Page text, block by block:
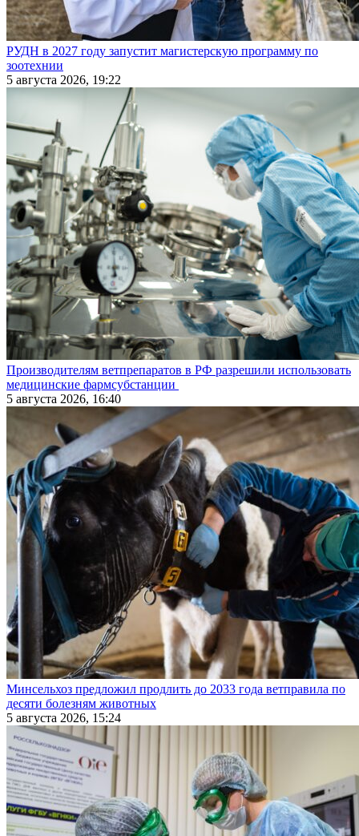
РУДН в 2027 году запустит магистерскую программу по
зоотехнии
5 августа 2026, 19:22
Производителям ветпрепаратов в РФ разрешили использовать
медицинские фармсубстанции
5 августа 2026, 16:40
Минсельхоз предложил продлить до 2033 года ветправила по
десяти болезням животных
5 августа 2026, 15:24